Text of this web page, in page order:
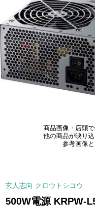
商品画像・店頭
他の商品が映り
参考画像と
玄人志向 クロウトシコウ
500W電源 KRPW-